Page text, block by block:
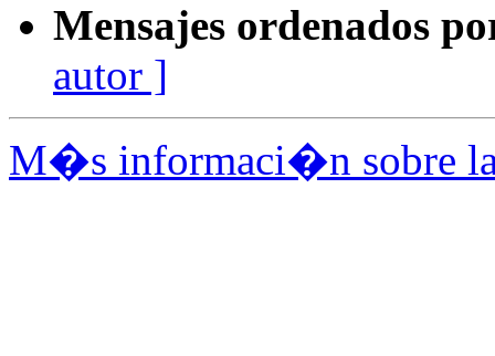
Mensajes ordenados
autor ]
M�s informaci�n sobre